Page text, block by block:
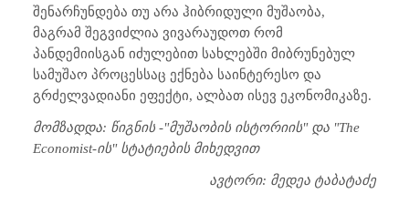
შენარჩუნდება თუ არა ჰიბრიდული მუშაობა,
მაგრამ შეგვიძლია ვივარაუდოთ რომ
პანდემიისგან იძულებით სახლებში მიბრუნებულ
სამუშაო პროცესსაც ექნება საინტერესო და
გრძელვადიანი ეფექტი, ალბათ ისევ ეკონომიკაზე.
მომზადდა: წიგნის -"მუშაობის ისტორიის" და "The
Economist-ის" სტატიების მიხედვით
ავტორი: მედეა ტაბატაძე